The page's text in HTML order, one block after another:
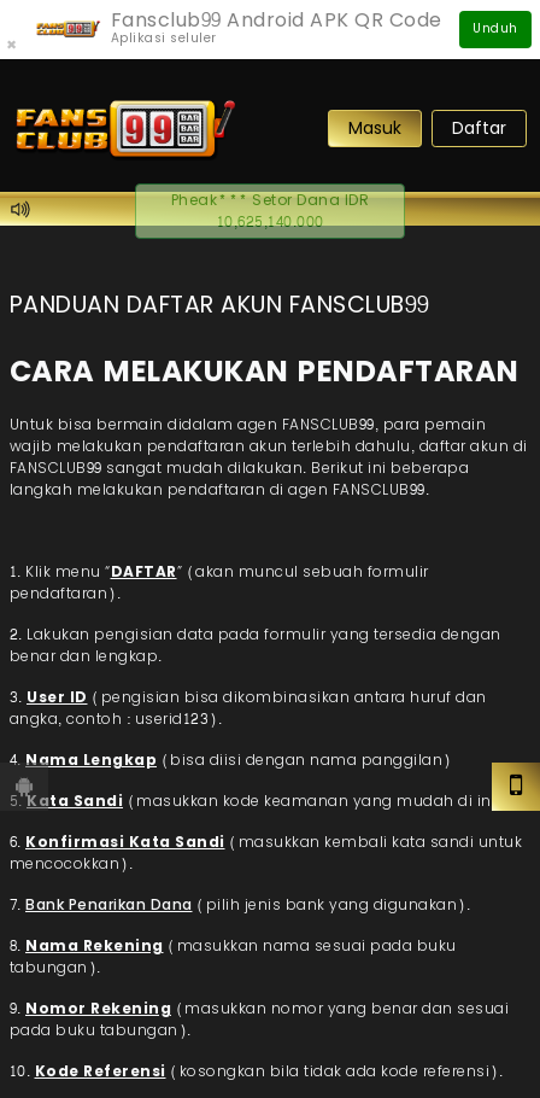
×
Fansclub99 Android APK QR Code
Aplikasi seluler Unduh
Masuk Daftar
Pheak*** Setor Dana IDR
10,625,140.000
PANDUAN DAFTAR AKUN FANSCLUB99
CARA MELAKUKAN PENDAFTARAN
Untuk bisa bermain didalam agen FANSCLUB99, para pemain
wajib melakukan pendaftaran akun terlebih dahulu, daftar akun di
FANSCLUB99 sangat mudah dilakukan. Berikut ini beberapa
langkah melakukan pendaftaran di agen FANSCLUB99.
1. Klik menu “DAFTAR” (akan muncul sebuah formulir
pendaftaran).
2. Lakukan pengisian data pada formulir yang tersedia dengan
benar dan lengkap.
3.User ID(pengisian bisa dikombinasikan antara huruf dan
angka, contoh : userid123).
4.Nama Lengkap (bisa diisi dengan nama panggilan)
5.Kata Sandi (masukkan kode keamanan yang mudah di ingat).
6.Konfirmasi Kata Sandi(masukkan kembali kata sandi untuk
mencocokkan).
7.Bank Penarikan Dana(pilih jenis bank yang digunakan).
8.Nama Rekening(masukkan nama sesuai pada buku
tabungan).
9.Nomor Rekening (masukkan nomor yang benar dan sesuai
pada buku tabungan).
10.Kode Referensi(kosongkan bila tidak ada kode referensi).